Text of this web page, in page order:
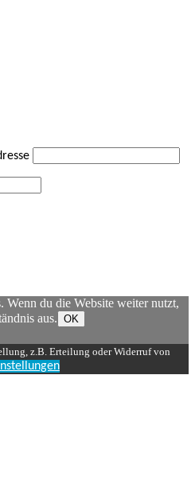
Wenn du die Website weiter nutzt,
aus. OK
z.B. Erteilung oder Widerruf von